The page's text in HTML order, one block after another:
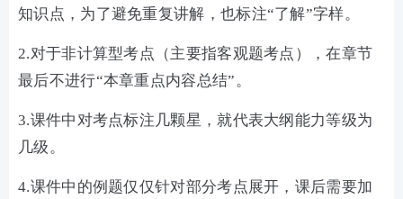
知识点，为了避免重复讲解，也标注“了解”字样。
2.对于非计算型考点（主要指客观题考点），在章节
最后不进行“本章重点内容总结”。
3.课件中对考点标注几颗星，就代表大纲能力等级为
几级。
4.课件中的例题仅仅针对部分考点展开，课后需要加